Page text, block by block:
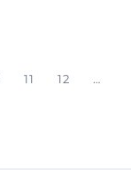
11 12 …